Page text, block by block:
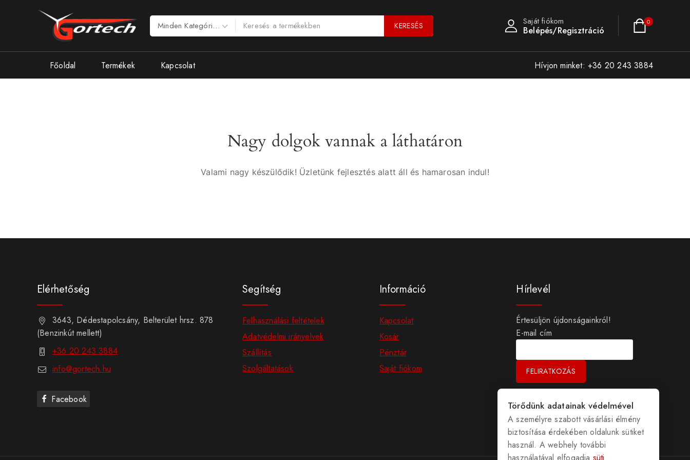
KERESÉS Saját fiókom
Belépés/Regisztráció
0
Főoldal Termékek Kapcsolat Hívjon minket: +36 20 243 3884
Nagy dolgok vannak a láthatáron
Valami nagy készülődik! Üzletünk fejlesztés alatt áll és hamarosan indul!
Elérhetőség
3643, Dédestapolcsány, Belterület hrsz. 878
(Benzinkút mellett)
+36 20 243 3884
info@gortech.hu
Facebook
Segítség
Felhasználási feltételek
Adatvédelmi irányelvek
Szállítás
Szolgáltatások
Információ
Kapcsolat
Kosár
Pénztár
Saját fiókom
Hírlevél
Értesüljön újdonságainkról!
E-mail cím
Törődünk adatainak védelmével
A személyre szabott vásárlási élmény
biztosítása érdekében oldalunk sütiket
használ. A webhely további